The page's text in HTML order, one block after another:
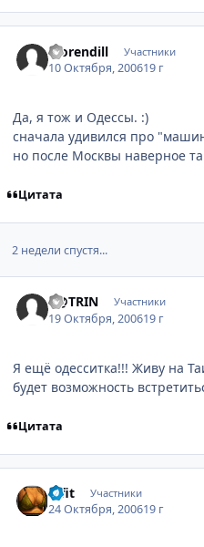
Morendill Участники
10 Октября, 200619 г
Да, я тож и Одессы. :)
сначала удивился про
но после Москвы наверное
Цитата
2 недели спустя...
K@TRIN Участники
19 Октября, 200619 г
Я ещё одесситка!!! Живу на
будет возможность
Цитата
Kifit Участники
24 Октября, 200619 г